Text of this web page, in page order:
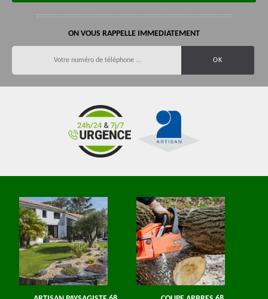
ON VOUS RAPPELLE IMMEDIATEMENT